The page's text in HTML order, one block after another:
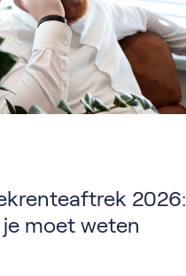
2026:
moet weten